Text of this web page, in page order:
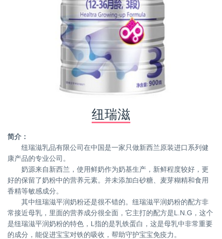
纽瑞滋
简介：
纽瑞滋乳品有限公司在中国是一家只做新西兰原装进口系列健
康产品的专业公司。
奶源来自新西兰，使用鲜奶作为奶基生产，新鲜程度较好，更
好的保留了奶粉中的营养元素。并未添加白砂糖、麦芽糊精和食用
香精等敏感成分。
其中纽瑞滋平润奶粉还是很不错的。纽瑞滋平润奶粉的配方非
常接近母乳，里面的营养成分很全面，它主打的配方是L.N.G，这个
是纽瑞滋平润奶粉的特色，L指的是乳铁蛋白，这是母乳中非常重要
的成分，能促进宝宝对铁的吸收，帮助守护宝宝免疫力。